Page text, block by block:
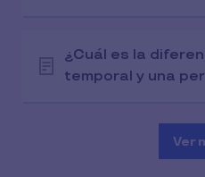
¿Cuál es la
temporal y una
Ver